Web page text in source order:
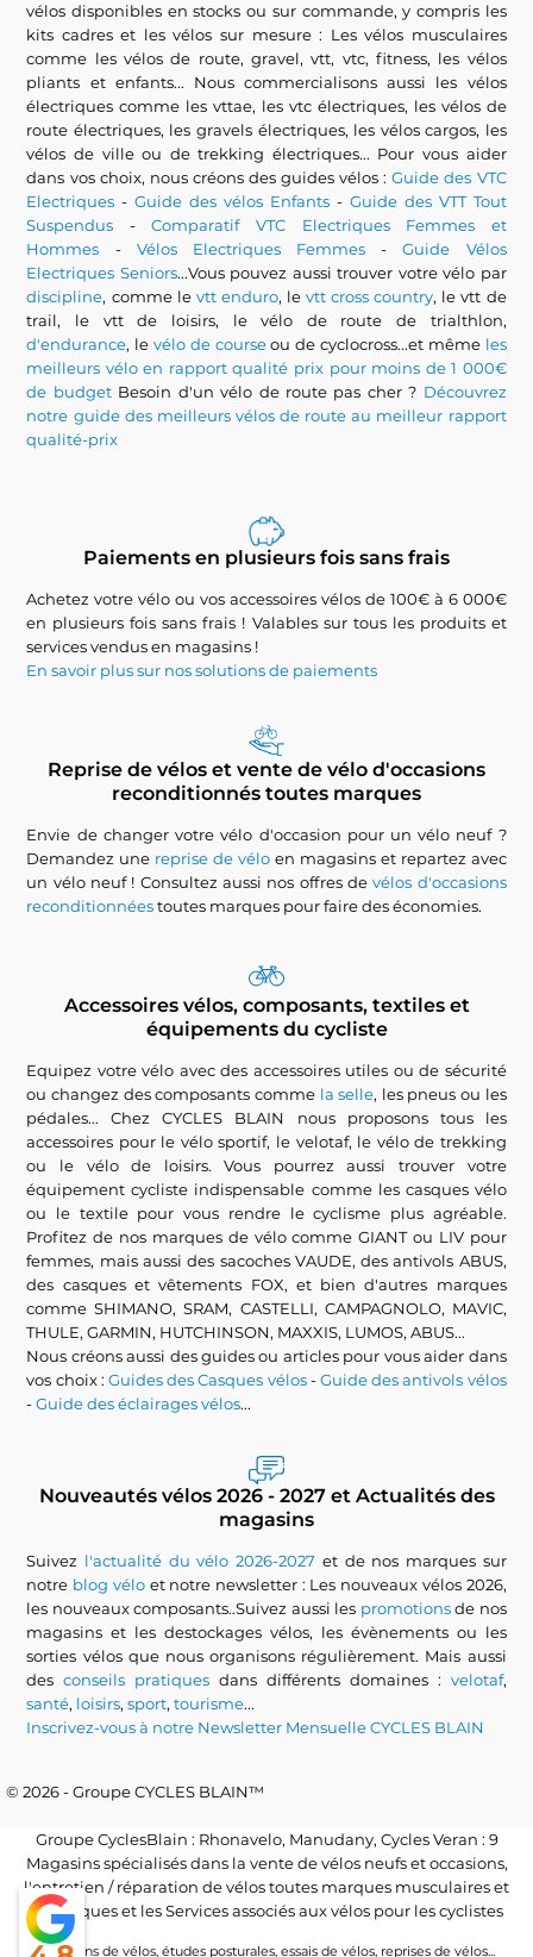
vélos disponibles en stocks ou sur commande, y compris les
kits cadres et les vélos sur mesure : Les vélos musculaires
comme les vélos de route, gravel, vtt, vtc, fitness, les vélos
pliants et enfants... Nous commercialisons aussi les vélos
électriques comme les vttae, les vtc électriques, les vélos de
route électriques, les gravels électriques, les vélos cargos, les
vélos de ville ou de trekking électriques... Pour vous aider
dans vos choix, nous créons des guides vélos :Guide des VTC
Electriques -Guide des vélos Enfants - Guide des VTT Tout
Suspendus -Comparatif VTC Electriques Femmes et
Hommes - Vélos Electriques Femmes -Guide Vélos
Electriques Seniors...Vous pouvez aussi trouver votre vélo par
discipline, comme le vtt enduro, levtt cross country, le vtt de
trail, le vtt de loisirs, le vélo de route de trialthlon,
d'endurance, levélo de courseou de cyclocross...et même les
meilleurs vélo en rapport qualité prix pour moins de 1 000€
de budgetBesoin d'un vélo de route pas cher ? Découvrez
notre guide des meilleurs vélos de route au meilleur rapport
qualité-prix
Paiements en plusieurs fois sans frais
Achetez votre vélo ou vos accessoires vélos de 100€ à 6 000€
en plusieurs fois sans frais ! Valables sur tous les produits et
services vendus en magasins !
En savoir plus sur nos solutions de paiements
Reprise de vélos et vente de vélo d'occasions
reconditionnés toutes marques
Envie de changer votre vélo d'occasion pour un vélo neuf ?
Demandez une reprise de vélo en magasins et repartez avec
un vélo neuf ! Consultez aussi nos offres devélos d'occasions
reconditionnéestoutes marques pour faire des économies.
Accessoires vélos, composants, textiles et
équipements du cycliste
Equipez votre vélo avec des accessoires utiles ou de sécurité
ou changez des composants comme la selle, les pneus ou les
pédales... Chez CYCLES BLAIN nous proposons tous les
accessoires pour le vélo sportif, le velotaf, le vélo de trekking
ou le vélo de loisirs. Vous pourrez aussi trouver votre
équipement cycliste indispensable comme les casques vélo
ou le textile pour vous rendre le cyclisme plus agréable.
Profitez de nos marques de vélo comme GIANT ou LIV pour
femmes, mais aussi des sacoches VAUDE, des antivols ABUS,
des casques et vêtements FOX, et bien d'autres marques
comme SHIMANO, SRAM, CASTELLI, CAMPAGNOLO, MAVIC,
THULE, GARMIN, HUTCHINSON, MAXXIS, LUMOS, ABUS...
Nous créons aussi des guides ou articles pour vous aider dans
vos choix :Guides des Casques vélos-Guide des antivols vélos
-Guide des éclairages vélos...
Nouveautés vélos 2026 - 2027 et Actualités des
magasins
Suivez l'actualité du vélo 2026-2027 et de nos marques sur
notre blog véloet notre newsletter : Les nouveaux vélos 2026,
les nouveaux composants..Suivez aussi les promotionsde nos
magasins et les destockages vélos, les évènements ou les
sorties vélos que nous organisons régulièrement. Mais aussi
desconseils pratiques dans différents domaines : velotaf,
santé, loisirs,sport,tourisme...
Inscrivez-vous à notre Newsletter Mensuelle CYCLES BLAIN
© 2026 - Groupe CYCLES BLAIN™
Groupe CyclesBlain : Rhonavelo, Manudany, Cycles Veran : 9
Magasins spécialisés dans la vente de vélos neufs et occasions,
l'entretien / réparation de vélos toutes marques musculaires et
électriques et les Services associés aux vélos pour les cyclistes
Locations de vélos, études posturales, essais de vélos, reprises de vélos...